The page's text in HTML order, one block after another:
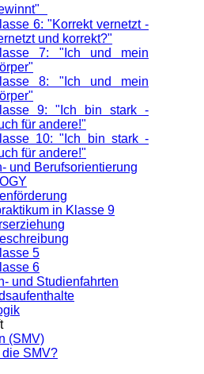
6: "Korrekt vernetzt -
und korrekt?"
7: "Ich und mein
8: "Ich und mein
9: "Ich bin stark -
für andere!"
10: "Ich bin stark -
für andere!"
und Berufsorientierung
in Klasse 9
5
6
und Studienfahrten
(SMV)
die SMV?